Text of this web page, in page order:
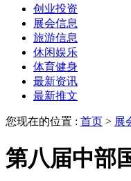
创业投资
展会信息
旅游信息
休闲娱乐
体育健身
最新资讯
最新推文
您现在的位置 : 首页 > 展
第八届中部